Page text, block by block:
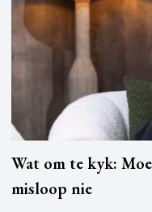
Wat om te kyk:
misloop nie